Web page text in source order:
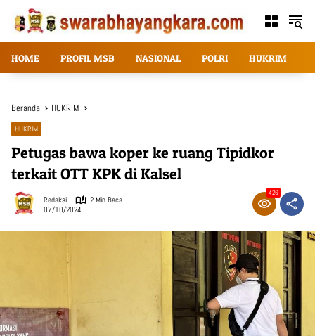
Langsung
konten
HOME PROFIL MSB NASIONAL POLRI HUKRIM
Beranda HUKRIM
HUKRIM
Petugas bawa koper ke ruang Tipidkor
terkait OTT KPK di Kalsel
Redaksi
2 Min Baca
07/10/2024
426